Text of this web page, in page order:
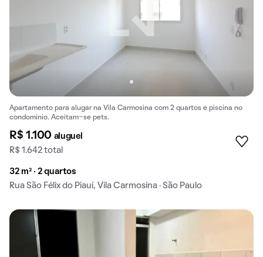
Apartamento para alugar na Vila Carmosina com 2 quartos e piscina no
condomínio. Aceitam-se pets.
R$ 1.100 aluguel
R$ 1.642 total
32 m² · 2 quartos
Rua São Félix do Piauí, Vila Carmosina · São Paulo